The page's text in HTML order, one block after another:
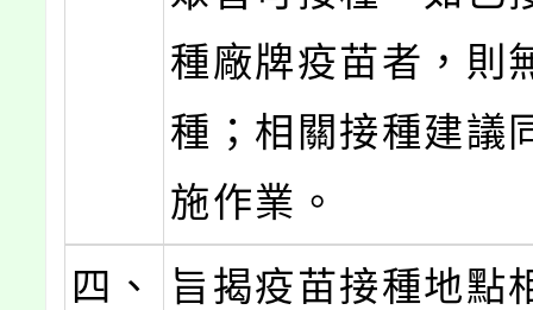
種廠牌疫苗者，則
種；相關接種建議
施作業。
四、
旨揭疫苗接種地點